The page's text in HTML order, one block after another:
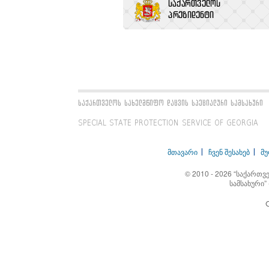
საქართველოს სახელმწიფო დაცვის სპეციალური სამსახური
SPECIAL STATE PROTECTION SERVICE OF GEORGIA
მთავარი ჩვენ შესახებ
© 2010 - 2026